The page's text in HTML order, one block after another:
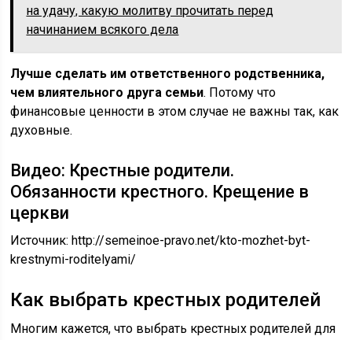
на удачу, какую молитву прочитать перед
начинанием всякого дела
Лучше сделать им ответственного родственника,
чем влиятельного друга семьи. Потому что
финансовые ценности в этом случае не важны так, как
духовные.
Видео: Крестные родители.
Обязанности крестного. Крещение в
церкви
Источник:http://semeinoe-pravo.net/kto-mozhet-byt-
krestnymi-roditelyami/
Как выбрать крестных родителей
Многим кажется, что выбрать крестных родителей для